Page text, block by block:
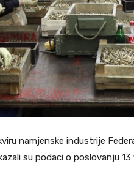
namjenske industrije
su podaci o poslovanju 13